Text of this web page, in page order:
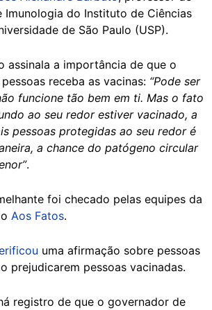
Imunologia do Instituto de Ciências
de São Paulo (USP).
assinala a importância de que o
receba as vacinas: “Pode ser
funcione tão bem em ti. Mas o fato
ao seu redor estiver vacinado, a
pessoas protegidas ao seu redor é
a chance do patógeno circular
.
foi checado pelas equipes da
Aos Fatos.
uma afirmação sobre pessoas
prejudicarem pessoas vacinadas.
registro de que o governador de